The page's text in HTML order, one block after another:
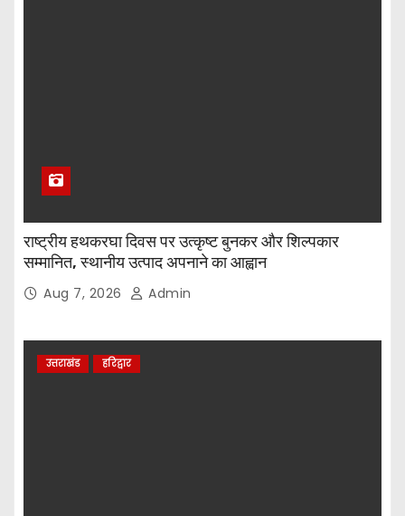
राष्ट्रीय हथकरघा दिवस पर उत्कृष्ट बुनकर और शिल्पकार
सम्मानित, स्थानीय उत्पाद अपनाने का आह्वान
Aug 7, 2026 Admin
उत्तराखंड हरिद्वार